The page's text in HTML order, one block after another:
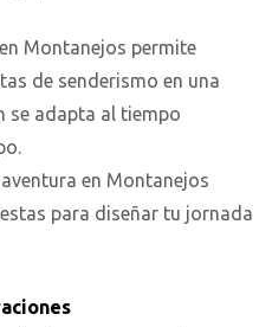
Montanejos permite
de senderismo en una
se adapta al tiempo
en Montanejos
para diseñar tu jornada